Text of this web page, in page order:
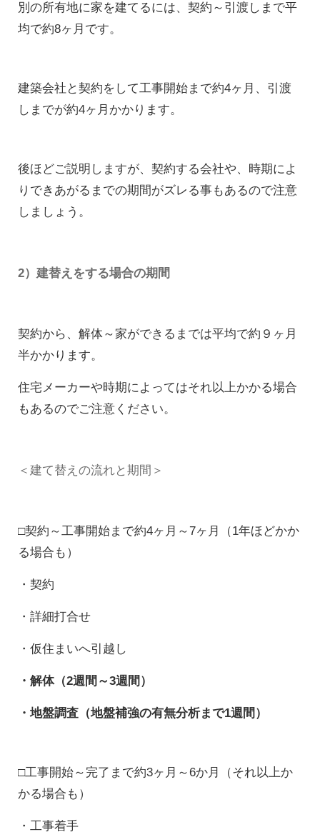
別の所有地に家を建てるには、契約～引渡しまで平
均で約8ヶ月です。
建築会社と契約をして工事開始まで約4ヶ月、引渡
しまでが約4ヶ月かかります。
後ほどご説明しますが、契約する会社や、時期によ
りできあがるまでの期間がズレる事もあるので注意
しましょう。
2）建替えをする場合の期間
契約から、解体～家ができるまでは平均で約９ヶ月
半かかります。
住宅メーカーや時期によってはそれ以上かかる場合
もあるのでご注意ください。
＜建て替えの流れと期間＞
□契約～工事開始まで約4ヶ月～7ヶ月（1年ほどかか
る場合も）
・契約
・詳細打合せ
・仮住まいへ引越し
・解体（2週間～3週間）
・地盤調査（地盤補強の有無分析まで1週間）
□工事開始～完了まで約3ヶ月～6か月（それ以上か
かる場合も）
・工事着手